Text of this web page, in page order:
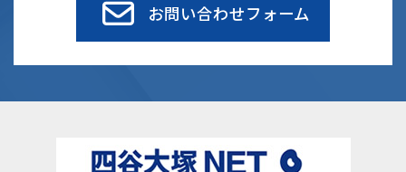
お問い合わせフォーム